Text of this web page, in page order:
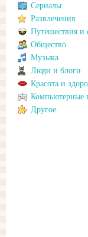
Сериалы
Развлечения
Путешествия и
Общество
Музыка
Люди и блоги
Красота и
Компьютерные
Другое